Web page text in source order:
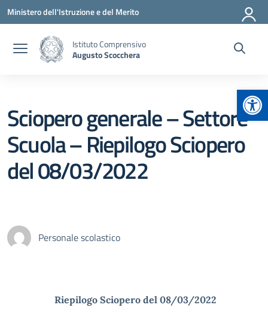
Vai ai contenuti
Vai al menu di navigazione
Vai al footer
Ministero dell'Istruzione e del Merito
Istituto Comprensivo
Augusto Scocchera
Sciopero generale – Settore
Scuola – Riepilogo Sciopero
del 08/03/2022
Personale scolastico
Riepilogo Sciopero del 08/03/2022